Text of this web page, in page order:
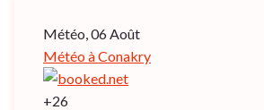
Météo, 06 Août
Météo à Conakry
+26